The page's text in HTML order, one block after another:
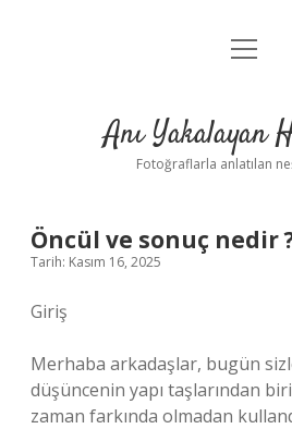
Anasayfa
Yasal Uyarı
menüyü
Anı Yakalayan
Fotoğraflarla anlatılan
Öncül ve sonuç nedir
Tarih: Kasım 16, 2025
Giriş
Merhaba arkadaşlar, bugün
düşüncenin yapı taşlarından
zaman farkında olmadan